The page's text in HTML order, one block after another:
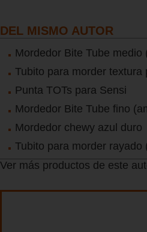
DEL MISMO AUTOR
Mordedor Bite Tube medio
Tubito para morder textura
Punta TOTs para Sensi
Mordedor Bite Tube fino
Mordedor chewy azul duro
Tubito para morder rayado
Ver más productos de este